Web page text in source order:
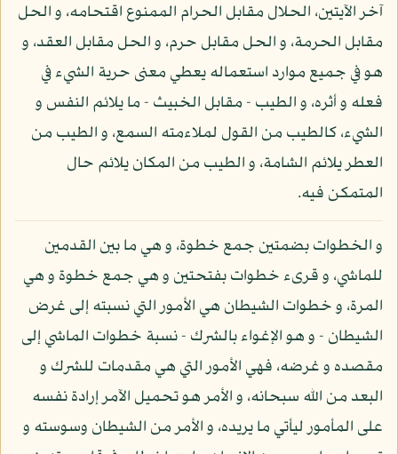
آخر الآيتين، الحلال مقابل الحرام الممنوع اقتحامه، و الحل
مقابل الحرمة، و الحل مقابل حرم، و الحل مقابل العقد، و
هو في جميع موارد استعماله يعطي معنى حرية الشيء في
فعله و أثره، و الطيب - مقابل الخبيث - ما يلائم النفس و
الشيء، كالطيب من القول لملاءمته السمع، و الطيب من
العطر يلائم الشامة، و الطيب من المكان يلائم حال
المتمكن فيه.
و الخطوات بضمتين جمع خطوة، و هي ما بين القدمين
للماشي، و قرىء خطوات بفتحتين و هي جمع خطوة و هي
المرة، و خطوات الشيطان هي الأمور التي نسبته إلى غرض
الشيطان - و هو الإغواء بالشرك - نسبة خطوات الماشي إلى
مقصده و غرضه، فهي الأمور التي هي مقدمات للشرك و
البعد من الله سبحانه، و الأمر هو تحميل الآمر إرادة نفسه
على المأمور ليأتي ما يريده، و الأمر من الشيطان وسوسته و